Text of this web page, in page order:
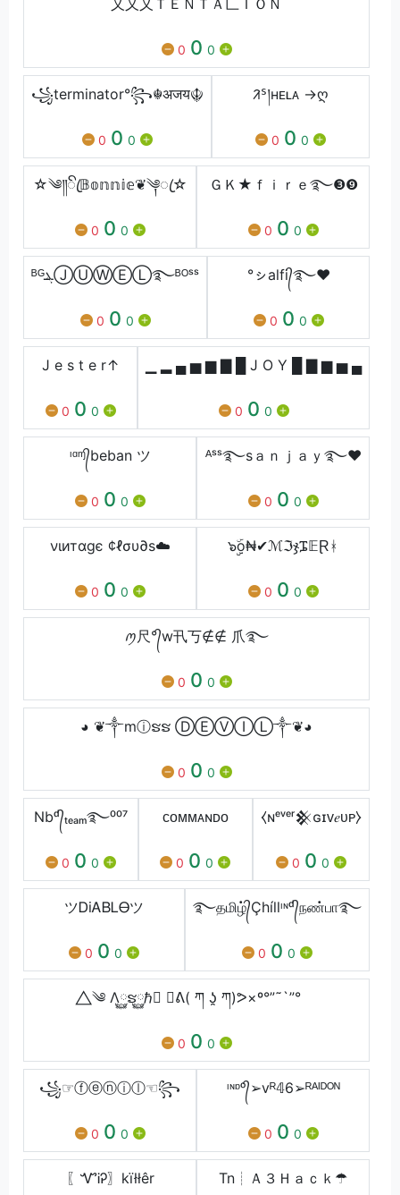
0 0 0
꧁terminator°꧂☬अजय☬
0 0 0
ᱤᔆ།ㅤʜᴇʟᴀ →ღ
0 0 0
☆༄༎ꦿꦼ𝔹𝕠𝕟𝕟𝕚𝕖❦༆ꦿ☆
0 0 0
ＧＫ★ｆｉｒｅ࿐❸❾
0 0 0
ᴮᴳܔⒿⓊⓌⒺⓁ࿐ᴮᴼˢˢ
0 0 0
°ㇱaㅤlㅤfㅤi᭄࿐♥
0 0 0
J e s t e r↑
0 0 0
▁ ▂ ▄ ▅ ▆ ▇ █ J O Y █ ▇ ▆ ▅ ▄
0 0 0
ᶦᵅᶬ᭄beban ツ
0 0 0
ᴬˢˢ࿐sａｎｊａｙ࿐❤
0 0 0
νιитαgє ¢ℓσυ∂ѕ☁️
0 0 0
๖ۣۣۜo₦✔ℳℑჯᎎ𝔼Ɽᚼ
0 0 0
ꪑ尺°᭄w卂丂∉∉ 爪࿐
0 0 0
◕ ❦༒mⓘຮຮ ⒹⒺⓋⒾⓁ༒❦◕
0 0 0
Nbᵈ᭄ₜₑₐₘ࿐⁰⁰⁷
0 0 0
ᴄᴏᴍᴍᴀɴᴅᴏ
0 0 0
⧼ɴᵉᵛᵉʳ𒆜ɢɪᴠ𝑒ᴜᴘ⧽
0 0 0
ツᎠіᎪᏴᏞᎾツ
0 0 0
࿐தமிழ்᭄Çhíllᶦᶰᵈ᭄நண்பா࿐
0 0 0
⃤༄ Λ࿆ຮ࿆ℏ࿆ ✘ᕕ( ཀ ʖ̯ ཀ)ᕗ×º°”˜`”°
0 0 0
꧁☞ⓕⓔⓝⓘⓛ☜꧂
0 0 0
ᶦᶰᶛᵒ᭄➢vᴿ𝟜6➢ᴿᴬᴵᴰᴼᴺ
0 0 0
〖ᏉᎥᎮ〗kïłłêr Tn┊Ａ３Ｈａｃｋ☂︎